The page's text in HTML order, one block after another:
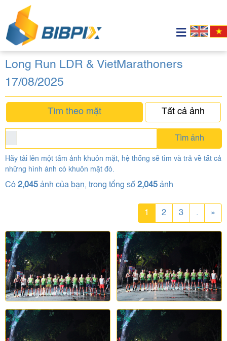
Long Run LDR & VietMarathoners
17/08/2025
Tìm theo mặt Tất cả ảnh
Tìm ảnh
Hãy tải lên một tấm ảnh khuôn mặt, hệ thống sẽ tìm và trả về tất cả
những hình ảnh có khuôn mặt đó.
Có 2,045 ảnh của bạn, trong tổng số 2,045 ảnh
1 2 3 . »